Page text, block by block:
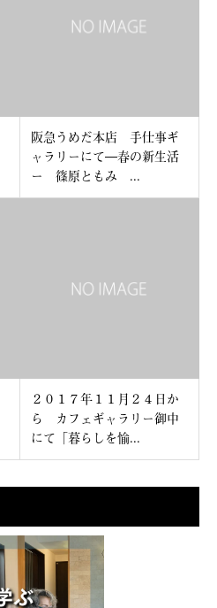
阪急うめだ本店 手仕事ギ
ャラリーにて―春の新生活
ー 篠原ともみ ...
２０１７年１１月２４日か
ら カフェギャラリー御中
にて「暮らしを愉...